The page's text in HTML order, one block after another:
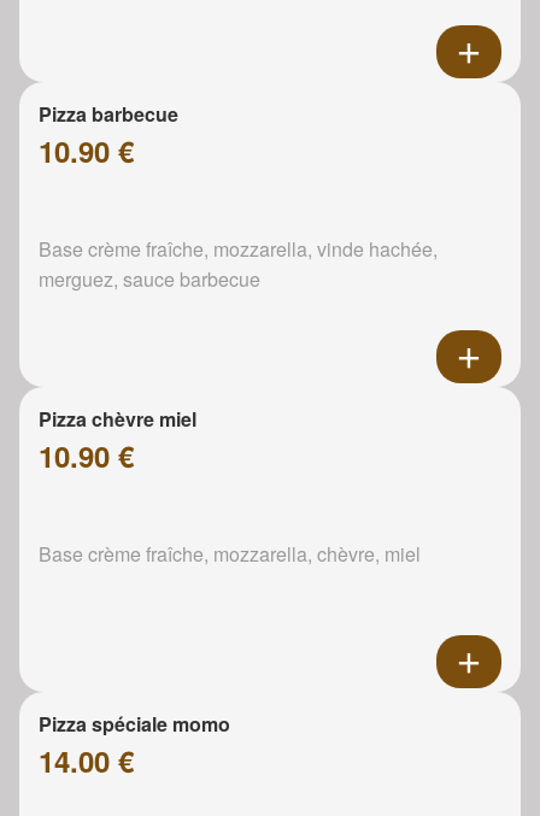
Pizza barbecue
10.90 €
Base crème fraîche, mozzarella, vinde hachée,
merguez, sauce barbecue
Pizza chèvre miel
10.90 €
Base crème fraîche, mozzarella, chèvre, miel
Pizza spéciale momo
14.00 €